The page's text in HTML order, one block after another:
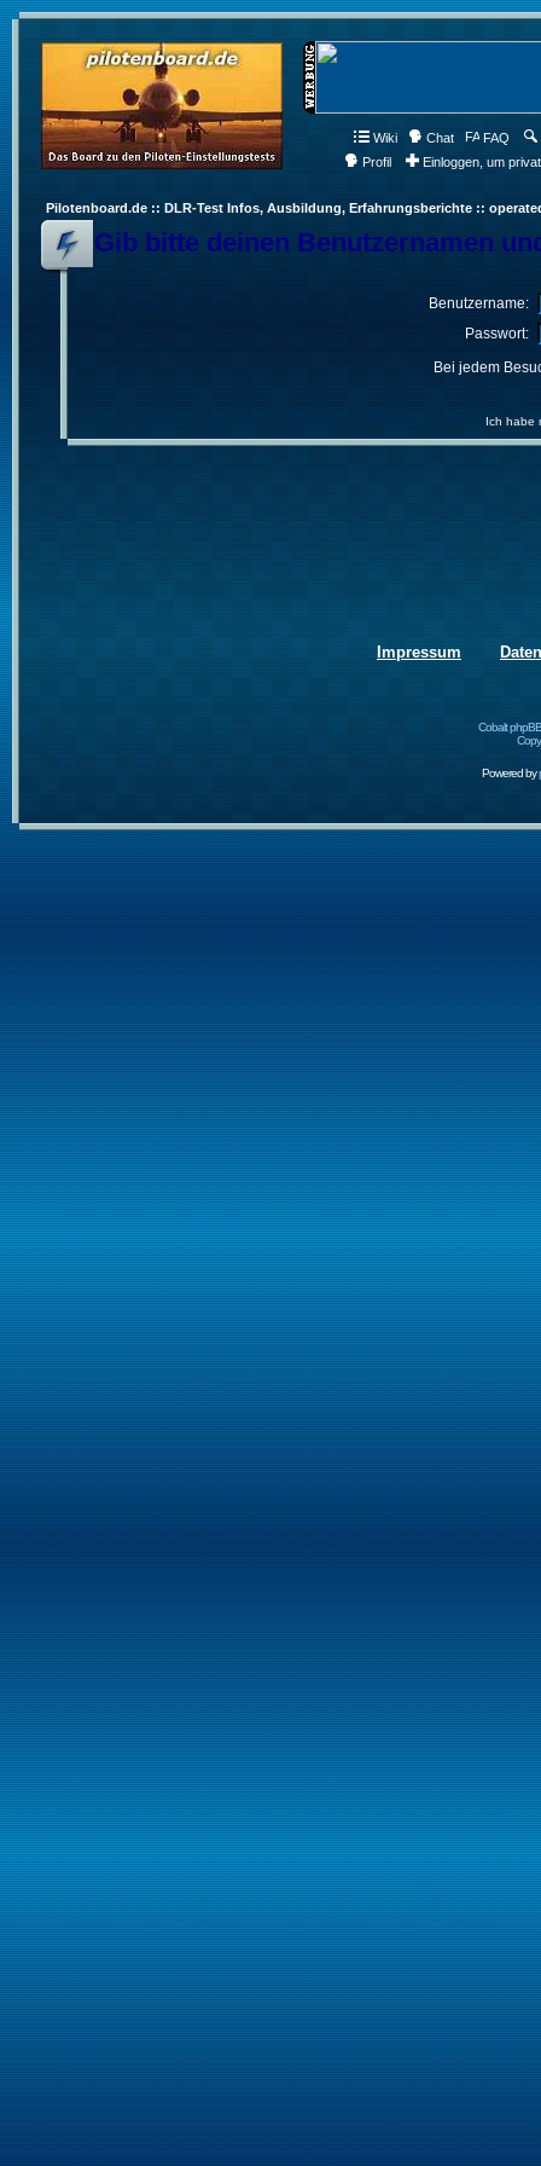
Wiki Chat FAQ
Profil
Einloggen, um
Pilotenboard.de :: DLR-Test Infos, Ausbildung, Erfahrungsberichte ::
Gib bitte deinen Benutzernamen
Benutzername:
Passwort:
Bei jedem
Ich habe
Impressum
Cobalt
Powered by